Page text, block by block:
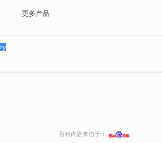
更多产品
百科内容来自于：